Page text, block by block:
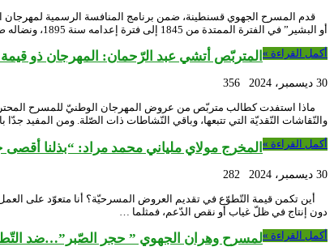
أو البشير” في الفترة الممتدة من 1845 إلى فترة إعدامه سنة 1895، ونضاله ضد المستدمر الفرنسي في …
أكمل القراءة » المتربّص أتشي عبد الرّحمان: المهرجان ذو قيمة
30 ديسمبر، 2024
356
ماذا استفدت كطالب متربّص من عروض المهرجان الوطنيّ للمسرح
والنّقاشات النّقديّة التي تتبعها، وباقي النّشاطات ذات الصّلة. ومن المفيد
أكمل القراءة » المخرج مولاي ملياني محمد مراد: “بذلنا
30 ديسمبر، 2024
282
أين تكمن قيمة التّطوّع في تقديم العروض المسرحيّة؟ أنا متعوّد على
دون إنتاج في ظلّ غياب أو نقص الدّعم، فمثلما …
أكمل القراءة »لمسرح وهران الجهوي ” حجر الصّبر”…ضد